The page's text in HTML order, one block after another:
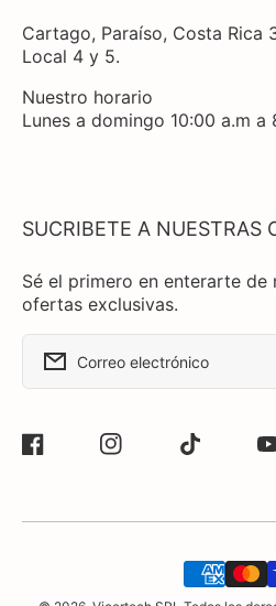
Cartago, Paraíso, Costa Rica
Local 4 y 5.
Nuestro horario
Lunes a domingo 10:00 a.m a
SUCRIBETE A NUESTRAS
Sé el primero en enterarte de
ofertas exclusivas.
Correo electrónico
Facebook Instagram TikTok
Formas
de